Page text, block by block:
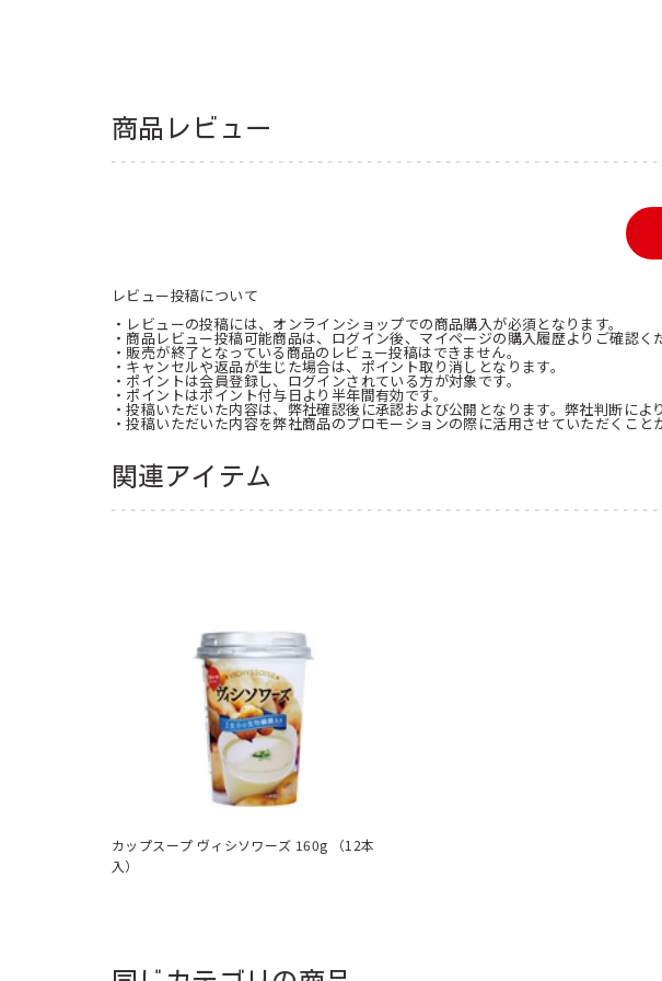
商品レビュー
レビュー投稿について
・レビューの投稿には、オンラインショップでの商品購入が必須となります。
・商品レビュー投稿可能商品は、ログイン後、マイページの購入履歴よりご確認く
・販売が終了となっている商品のレビュー投稿はできません。
・キャンセルや返品が生じた場合は、ポイント取り消しとなります。
・ポイントは会員登録し、ログインされている方が対象です。
・ポイントはポイント付与日より半年間有効です。
・投稿いただいた内容は、弊社確認後に承認および公開となります。弊社判断に
・投稿いただいた内容を弊社商品のプロモーションの際に活用させていただくこと
関連アイテム
カップスープ ヴィシソワーズ 160g （12本
入）